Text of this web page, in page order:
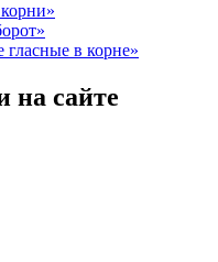
в корне»
на сайте